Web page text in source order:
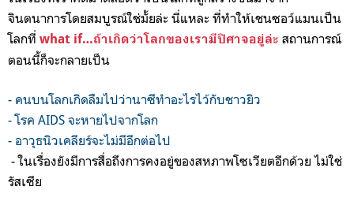
จินตนาการโดยสมบูรณ์ใช่มั้ยล่ะ นี่แหละ ที่ทำให้เชนซอว์แมนเป็น
โลกที่ what if…ถ้าเกิดว่าโลกของเรามีปิศาจอยู่ล่ะ สถานการณ์
ตอนนี้ก็จะกลายเป็น
- คนบนโลกเกิดลืมไปว่านาซีทำอะไรไว้กับชาวยิว
- โรค AIDS จะหายไปจากโลก
- อาวุธนิวเคลียร์จะไม่มีอีกต่อไป
-ในเรื่องยังมีการสื่อถึงการคงอยู่ของสหภาพโซเวียตอีกด้วย ไม่ใช่
รัสเซีย